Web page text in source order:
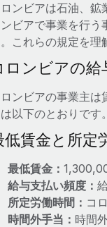
ンビアは石油、鉱
ビアで事業を行う
これらの規定を理
ロンビアの給
ンビアの事業主は
以下のとおりです。
低賃金と所定
最低賃金：
給与支払い頻度：
所定労働時間： コ
時間外手当： 時間